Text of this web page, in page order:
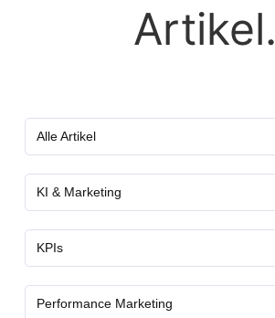
Artikel.
Alle Artikel
KI & Marketing
KPIs
Performance Marketing